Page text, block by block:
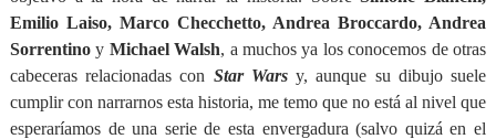
Emilio Laiso, Marco Checchetto, Andrea Broccardo, Andrea
Sorrentinoy Michael Walsh, a muchos ya los conocemos de otras
cabeceras relacionadas con Star Warsy, aunque su dibujo suele
cumplir con narrarnos esta historia, me temo que no está al nivel que
esperaríamos de una serie de esta envergadura (salvo quizá en el